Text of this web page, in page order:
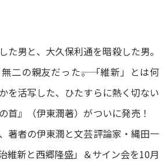
た男と、大久保利通を暗殺した男。
二の親友だった――。「維新」とは何
を活写した、ひたすらに熱く切ない
首』（伊東潤著）がついに発売！
著者の伊東潤と文芸評論家・縄田一
維新と西郷隆盛」＆サイン会を10月